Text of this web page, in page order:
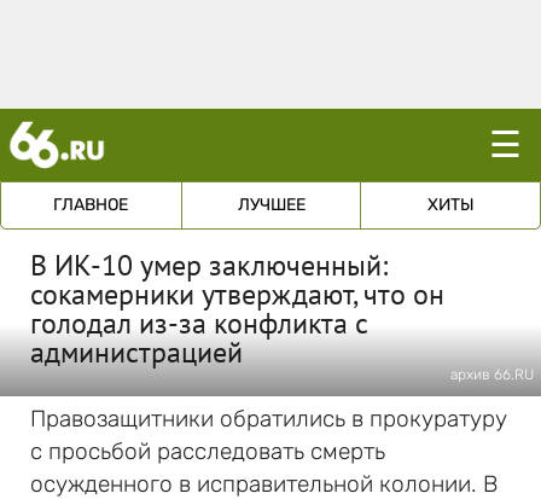
☰
ГЛАВНОЕ ЛУЧШЕЕ ХИТЫ
В ИК-10 умер заключенный:
сокамерники утверждают, что он
голодал из-за конфликта с
администрацией
архив 66.RU
Правозащитники обратились в прокуратуру
с просьбой расследовать смерть
осужденного в исправительной колонии. В